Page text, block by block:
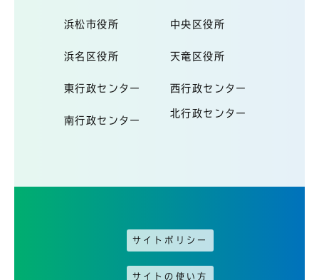
浜松市役所 中央区役所
浜名区役所 天竜区役所
東行政センター 西行政センター
南行政センター
北行政センター
サイトポリシー
サイトの使い方